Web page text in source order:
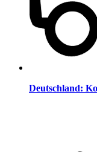
Deutschland: